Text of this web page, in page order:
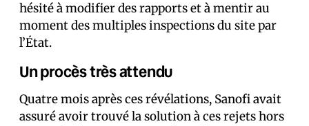
hésité à modifier des rapports et à mentir au
moment des multiples inspections du site par
l’État.
Un procès très attendu
Quatre mois après ces révélations, Sanofi avait
assuré avoir trouvé la solution à ces rejets hors